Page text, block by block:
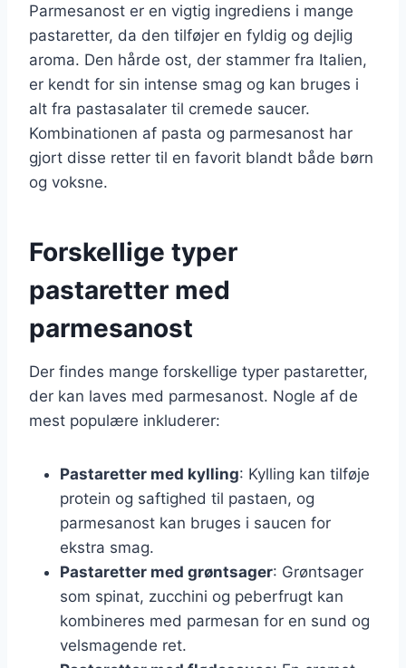
Parmesanost er en vigtig ingrediens i mange
pastaretter, da den tilføjer en fyldig og dejlig
aroma. Den hårde ost, der stammer fra Italien,
er kendt for sin intense smag og kan bruges i
alt fra pastasalater til cremede saucer.
Kombinationen af pasta og parmesanost har
gjort disse retter til en favorit blandt både børn
og voksne.
Forskellige typer
pastaretter med
parmesanost
Der findes mange forskellige typer pastaretter,
der kan laves med parmesanost. Nogle af de
mest populære inkluderer:
Pastaretter med kylling: Kylling kan tilføje
protein og saftighed til pastaen, og
parmesanost kan bruges i saucen for
ekstra smag.
Pastaretter med grøntsager: Grøntsager
som spinat, zucchini og peberfrugt kan
kombineres med parmesan for en sund og
velsmagende ret.